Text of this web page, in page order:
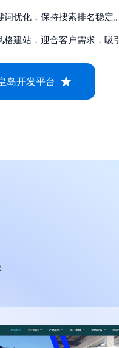
优化，保持搜索排名稳定。
建站，迎合客户需求，吸
岛开发平台